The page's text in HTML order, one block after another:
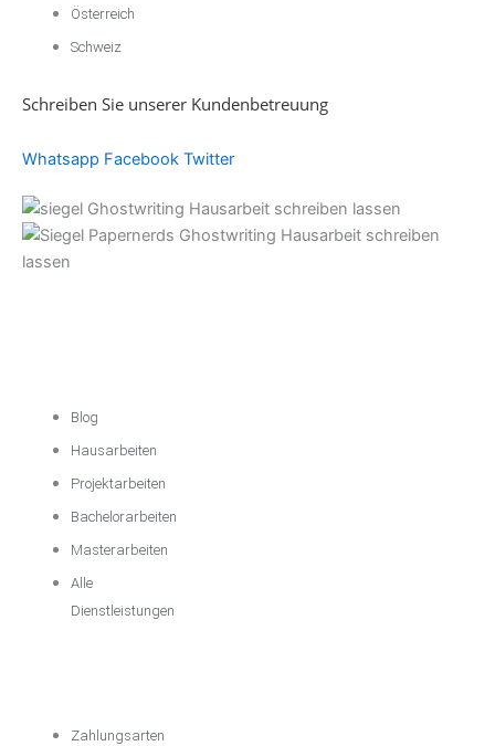
Österreich
Schweiz
Schreiben Sie unserer Kundenbetreuung
Whatsapp Facebook Twitter
Blog
Hausarbeiten
Projektarbeiten
Bachelorarbeiten
Masterarbeiten
Alle
Dienstleistungen
Zahlungsarten